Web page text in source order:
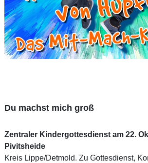
Du machst mich groß
Zentraler Kindergottesdienst am 22.
Pivitsheide
Kreis Lippe/Detmold. Zu Gottesdienst,